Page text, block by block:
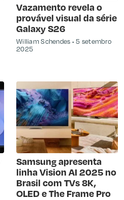
Vazamento revela o
provável visual da série
Galaxy S26
William Schendes
5 setembro
2025
Samsung apresenta
linha Vision AI 2025 no
Brasil com TVs 8K,
OLED e The Frame Pro